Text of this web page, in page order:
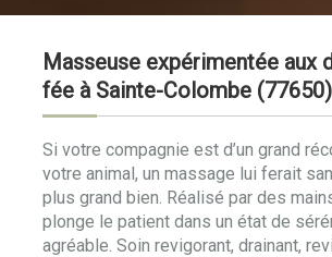
Masseuse expérimentée aux
fée à Sainte-Colombe (77650)
Si votre compagnie est d’un grand
votre animal, un massage lui ferait
plus grand bien. Réalisé par des
plonge le patient dans un état de
agréable. Soin revigorant, drainant,